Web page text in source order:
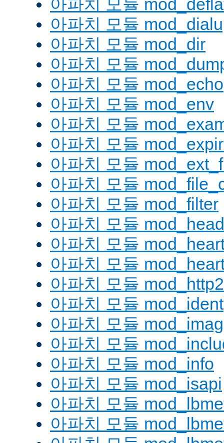
아파치 모듈
아파치 모듈
아파치 모듈 mod_dir
아파치 모듈
아파치 모듈 mod_echo
아파치 모듈 mod_env
아파치 모듈
아파치 모듈
아파치 모듈
아파치 모듈
아파치 모듈 mod_filter
아파치 모듈
아파치 모듈
아파치 모듈
아파치 모듈 mod_http2
아파치 모듈 mod_ident
아파치 모듈
아파치 모듈
아파치 모듈 mod_info
아파치 모듈 mod_isapi
아파치 모듈
아파치 모듈